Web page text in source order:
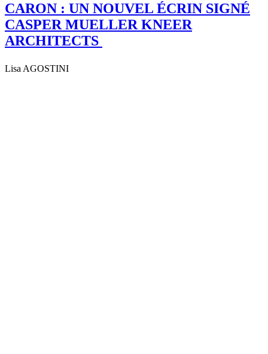
CARON : UN NOUVEL ÉCRIN SIGNÉ
CASPER MUELLER KNEER
ARCHITECTS
Lisa AGOSTINI